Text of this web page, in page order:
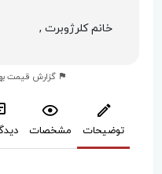
خانم کلرژوبرت ,
گزارش قیمت
توضیحات مشخصات